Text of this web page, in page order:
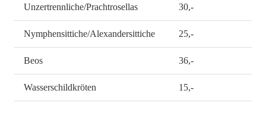
Unzertrennliche/Prachtrosellas 30,-
Nymphensittiche/Alexandersittiche 25,-
Beos 36,-
Wasserschildkröten 15,-